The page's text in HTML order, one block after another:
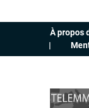
À propos